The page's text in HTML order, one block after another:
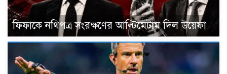
ফিফাকে নথিপত্র সংরক্ষণের আল্টিমেটাম দিল উয়েফা